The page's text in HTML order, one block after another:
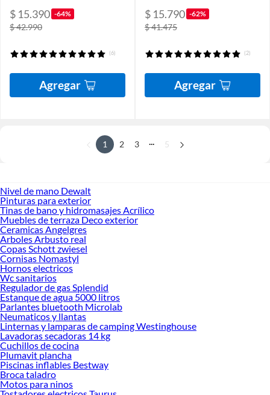
$ 15.390 -64%
$ 42.990
(6)
Agregar
$ 15.790 -62%
$ 41.475
(2)
Agregar
1 2 3 ... 5
Nivel de mano Dewalt
Pinturas para exterior
Tinas de bano y hidromasajes Acrílico
Muebles de terraza Deco exterior
Ceramicas Angelgres
Arboles Arbusto real
Copas Schott zwiesel
Cornisas Nomastyl
Hornos electricos
Wc sanitarios
Regulador de gas Splendid
Estanque de agua 5000 litros
Parlantes bluetooth Microlab
Neumaticos y llantas
Linternas y lamparas de camping Westinghouse
Lavadoras secadoras 14 kg
Cuchillos de cocina
Plumavit plancha
Piscinas inflables Bestway
Broca taladro
Motos para ninos